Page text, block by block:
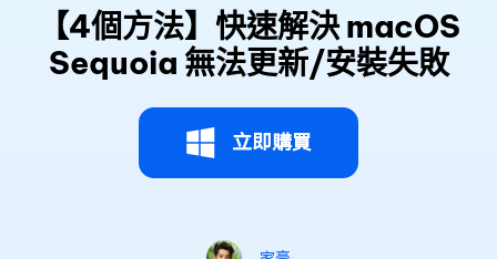
【4個方法】快速解決 macOS
Sequoia 無法更新/安裝失敗
立即購買